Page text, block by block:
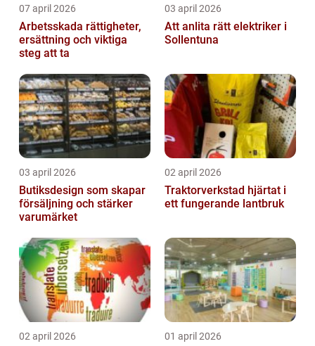
07 april 2026
Arbetsskada rättigheter,
ersättning och viktiga
steg att ta
03 april 2026
Att anlita rätt elektriker i
Sollentuna
03 april 2026
Butiksdesign som skapar
försäljning och stärker
varumärket
02 april 2026
Traktorverkstad hjärtat i
ett fungerande lantbruk
02 april 2026 01 april 2026